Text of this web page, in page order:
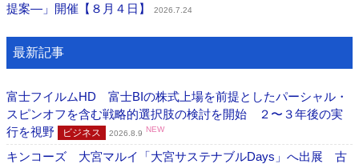
提案―」開催【８月４日】
2026.7.24
最新記事
富士フイルムHD 富士BIの株式上場を前提としたパーシャル・
スピンオフを含む戦略的選択肢の検討を開始 ２〜３年後の実
行を視野
ビジネス 2026.8.9 NEW
キンコーズ 大宮マルイ「大宮サステナブルDays」へ出展 古